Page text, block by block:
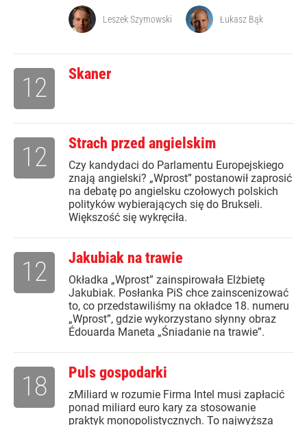
Leszek Szymowski Łukasz Bąk
Skaner
12
Strach przed angielskim
Czy kandydaci do Parlamentu Europejskiego
znają angielski? „Wprost” postanowił zaprosić
na debatę po angielsku czołowych polskich
polityków wybierających się do Brukseli.
Większość się wykręciła.
12
Jakubiak na trawie
Okładka „Wprost” zainspirowała Elżbietę
Jakubiak. Posłanka PiS chce zainscenizować
to, co przedstawiliśmy na okładce 18. numeru
„Wprost”, gdzie wykorzystano słynny obraz
Édouarda Maneta „Śniadanie na trawie”.
12
Puls gospodarki
zMiliard w rozumie Firma Intel musi zapłacić
ponad miliard euro kary za stosowanie
praktyk monopolistycznych. To najwyższa
18